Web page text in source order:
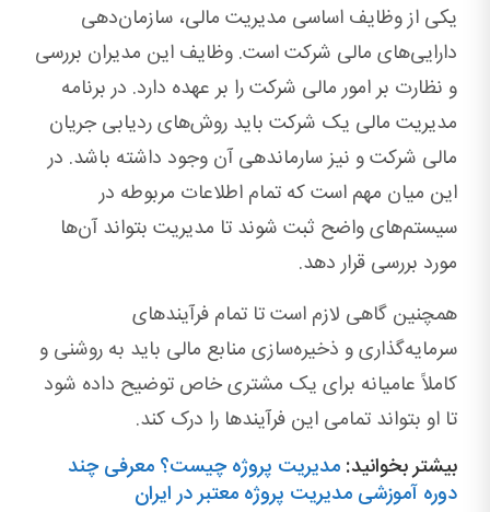
یکی از وظایف اساسی مدیریت مالی، سازمان‌دهی
دارایی‌های مالی شرکت است. وظایف این مدیران بررسی
و نظارت بر امور مالی شرکت را بر عهده دارد. در برنامه
مدیریت مالی یک شرکت باید روش‌های ردیابی جریان
مالی شرکت و نیز سارماندهی آن وجود داشته باشد. در
این میان مهم است که تمام اطلاعات مربوطه در
سیستم‌های واضح ثبت شوند تا مدیریت بتواند آن‌ها
مورد بررسی قرار دهد.
همچنین گاهی لازم است تا تمام فرآیندهای
سرمایه‌گذاری و ذخیره‌سازی منابع مالی باید به روشنی و
کاملاً عامیانه برای یک مشتری خاص توضیح داده شود
تا او بتواند تمامی این فرآیندها را درک کند.
بیشتر بخوانید: مدیریت پروژه چیست؟ معرفی چند
دوره آموزشی مدیریت پروژه معتبر در ایران